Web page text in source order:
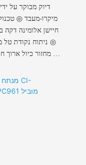
מיקרו-מעבד ◎
חיישן אלומינה דקה
◎ ניתוח נקודת טל
◎ מחזור כיול ארוך
◎ הגנה על
תפריטים